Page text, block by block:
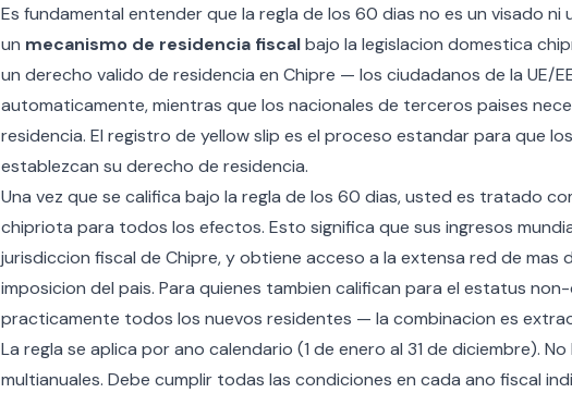
Es fundamental entender que la regla de los 60 dias no es un visado ni
un mecanismo de residencia fiscalbajo la legislacion domestica
un derecho valido de residencia en Chipre — los ciudadanos de la UE/
automaticamente, mientras que los nacionales de terceros paises
residencia. El registro de yellow slip es el proceso estandar para que
establezcan su derecho de residencia.
Una vez que se califica bajo la regla de los 60 dias, usted es tratado
chipriota para todos los efectos. Esto significa que sus ingresos
jurisdiccion fiscal de Chipre, y obtiene acceso a la extensa red de mas
imposicion del pais. Para quienes tambien califican para el estatus
practicamente todos los nuevos residentes — la combinacion es
La regla se aplica por ano calendario (1 de enero al 31 de diciembre).
multianuales. Debe cumplir todas las condiciones en cada ano fiscal